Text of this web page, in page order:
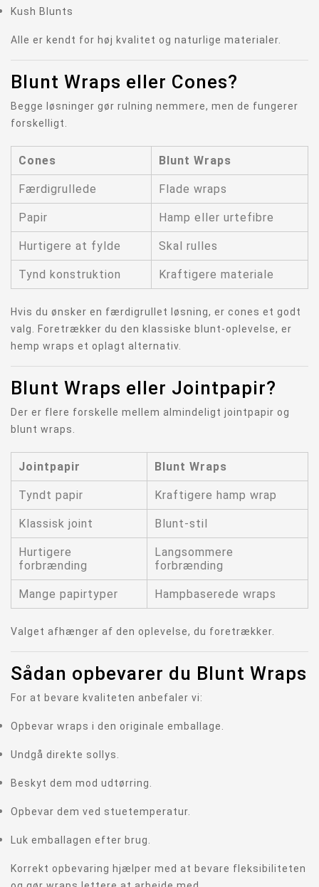
Kush Blunts
Alle er kendt for høj kvalitet og naturlige materialer.
Blunt Wraps eller Cones?
Begge løsninger gør rulning nemmere, men de fungerer
forskelligt.
Cones Blunt Wraps
Færdigrullede Flade wraps
Papir Hamp eller urtefibre
Hurtigere at fylde Skal rulles
Tynd konstruktion Kraftigere materiale
Hvis du ønsker en færdigrullet løsning, er cones et godt
valg. Foretrækker du den klassiske blunt-oplevelse, er
hemp wraps et oplagt alternativ.
Blunt Wraps eller Jointpapir?
Der er flere forskelle mellem almindeligt jointpapir og
blunt wraps.
Jointpapir Blunt Wraps
Tyndt papir Kraftigere hamp wrap
Klassisk joint Blunt-stil
Hurtigere
forbrænding
Langsommere
forbrænding
Mange papirtyper Hampbaserede wraps
Valget afhænger af den oplevelse, du foretrækker.
Sådan opbevarer du Blunt Wraps
For at bevare kvaliteten anbefaler vi:
Opbevar wraps i den originale emballage.
Undgå direkte sollys.
Beskyt dem mod udtørring.
Opbevar dem ved stuetemperatur.
Luk emballagen efter brug.
Korrekt opbevaring hjælper med at bevare fleksibiliteten